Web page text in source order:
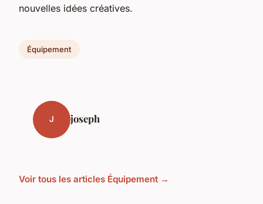
nouvelles idées créatives.
Équipement
J joseph
Voir tous les articles Équipement →